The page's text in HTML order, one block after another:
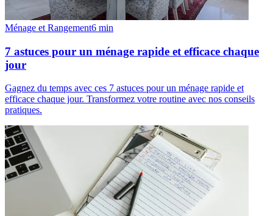
Ménage et Rangement6 min
7 astuces pour un ménage rapide et efficace chaque
jour
Gagnez du temps avec ces 7 astuces pour un ménage rapide et
efficace chaque jour. Transformez votre routine avec nos conseils
pratiques.